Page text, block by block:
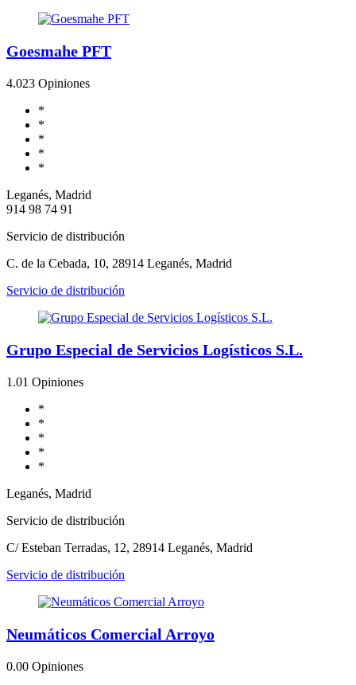
Goesmahe PFT
4.023 Opiniones
*
*
*
*
*
Leganés, Madrid
914 98 74 91
Servicio de distribución
C. de la Cebada, 10, 28914 Leganés, Madrid
Servicio de distribución
Grupo Especial de Servicios Logísticos S.L.
1.01 Opiniones
*
*
*
*
*
Leganés, Madrid
Servicio de distribución
C/ Esteban Terradas, 12, 28914 Leganés, Madrid
Servicio de distribución
Neumáticos Comercial Arroyo
0.00 Opiniones